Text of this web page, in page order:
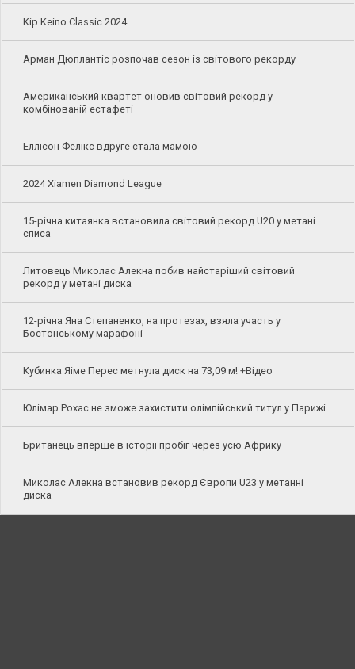
Kip Keino Classic 2024
Арман Дюплантіс розпочав сезон із світового рекорду
Американський квартет оновив світовий рекорд у
комбінованій естафеті
Еллісон Фелікс вдруге стала мамою
2024 Xiamen Diamond League
15-річна китаянка встановила світовий рекорд U20 у метані
списа
Литовець Миколас Алекна побив найстаріший світовий
рекорд у метані диска
12-річна Яна Степаненко, на протезах, взяла участь у
Бостонському марафоні
Кубинка Яіме Перес метнула диск на 73,09 м! +Відео
Юлімар Рохас не зможе захистити олімпійський титул у Парижі
Британець вперше в історії пробіг через усю Африку
Миколас Алекна встановив рекорд Європи U23 у метанні
диска